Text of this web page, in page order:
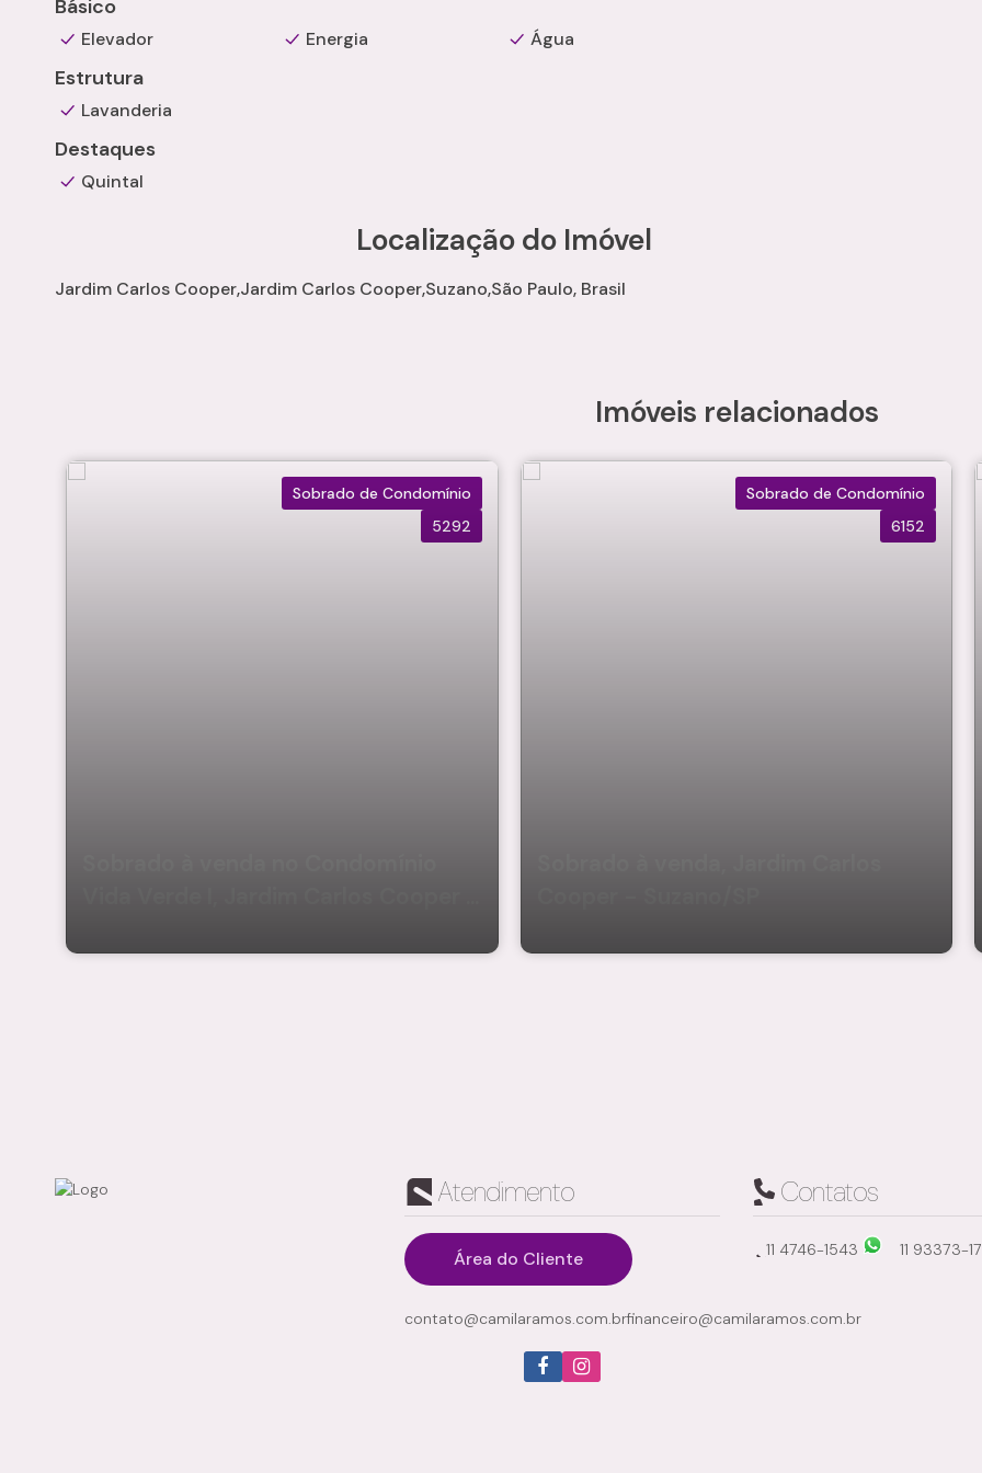
Básico
Elevador Energia Água
Estrutura
Lavanderia
Destaques
Quintal
Localização do Imóvel
Jardim Carlos CooperJardim Carlos CooperSuzano São Paulo, Brasil
Imóveis relacionados
Sobrado de Condomínio
5292
Jardim Carlos Cooper, Suzano, São Paulo, Brasil
Sobrado de Condomínio
6152
Jardim Carlos Cooper, Suzano, São Paulo, Brasil
Atendimento
Área do Cliente
contato@camilaramos.com.brfinanceiro@camilaramos.com.br
Contatos
11 4746-1543 11 93373-